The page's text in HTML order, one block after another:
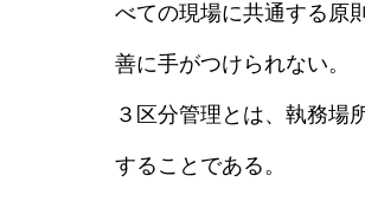
べての現場に共通する原
善に手がつけられない。
３区分管理とは、執務場
することである。